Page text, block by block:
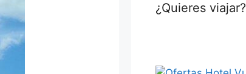
¿Quieres viajar?